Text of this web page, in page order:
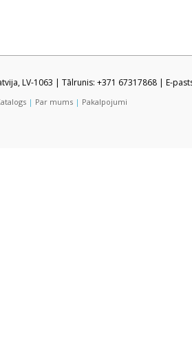
LV-1063 | Tālrunis: +371 67317868 | E-
| Par mums | Pakalpojumi